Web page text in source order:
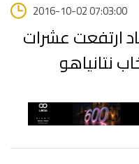
2016-10-02 07:03:00
ارتفعت عشرات
نتانياهو